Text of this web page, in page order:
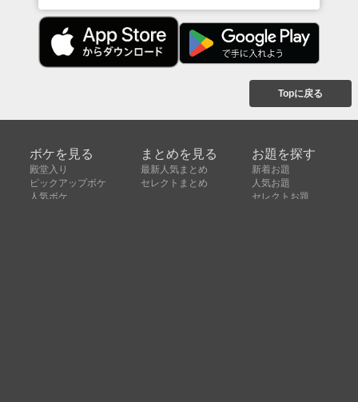
Topに戻る
ボケを見る
殿堂入り
ピックアップボケ
人気ボケ
まとめを見る
最新人気まとめ
セレクトまとめ
お題を探す
新着お題
人気お題
セレクトお題